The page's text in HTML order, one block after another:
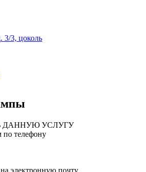
3/3, цоколь
ДАННУЮ УСЛУГУ
по телефону
электронную почту